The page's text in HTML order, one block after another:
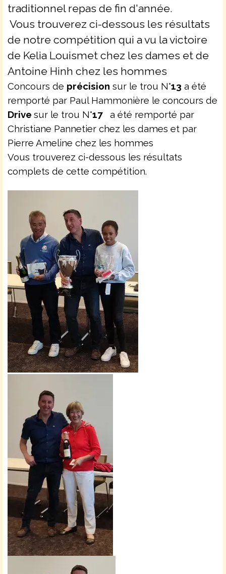
traditionnel repas de fin d'année.
Vous trouverez ci-dessous les résultats
de notre compétition qui a vu la victoire
de Kelia Louismet chez les dames et de
Antoine Hinh chez les hommes
Concours de précision sur le trou N°13 a été
remporté par Paul Hammonière le concours de
Drive sur le trou N°17a été remporté par
Christiane Pannetier chez les dames et par
Pierre Ameline chez les hommes
Vous trouverez ci-dessous les résultats
complets de cette compétition.